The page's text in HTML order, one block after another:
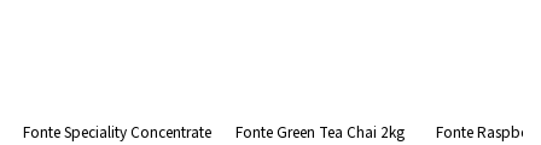
Concentrate
Fonte Green Tea Chai 2kg Fonte Raspberry Chai 2 kg